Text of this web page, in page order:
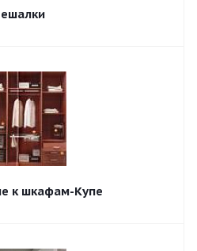
к шкафам-Купе